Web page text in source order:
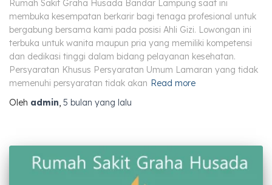
Rumah Sakit Graha Husada Bandar Lampung saat ini
membuka kesempatan berkarir bagi tenaga profesional untuk
bergabung bersama kami pada posisi Ahli Gizi. Lowongan ini
terbuka untuk wanita maupun pria yang memiliki kompetensi
dan dedikasi tinggi dalam bidang pelayanan kesehatan.
Persyaratan Khusus Persyaratan Umum Lamaran yang tidak
memenuhi persyaratan tidak akan Read more
Oleh admin, 5 bulan yang lalu